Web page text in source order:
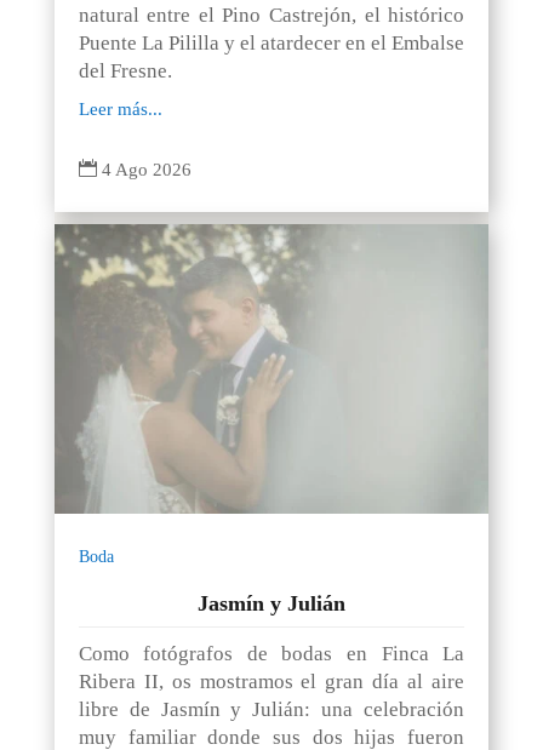
natural entre el Pino Castrejón, el histórico
Puente La Pililla y el atardecer en el Embalse
del Fresne.
Leer más...
 4 Ago 2026
Boda
Jasmín y Julián
Como fotógrafos de bodas en Finca La
Ribera II, os mostramos el gran día al aire
libre de Jasmín y Julián: una celebración
muy familiar donde sus dos hijas fueron